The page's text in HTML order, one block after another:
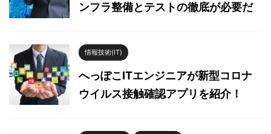
ンフラ整備とテストの徹底が必要だ
情報技術(IT)
へっぽこITエンジニアが新型コロナ
ウイルス接触確認アプリを紹介！